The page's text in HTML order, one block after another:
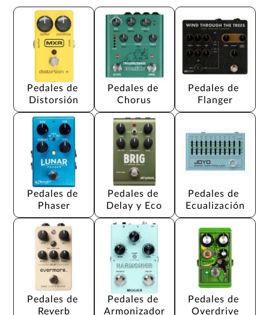
Pedales de
Distorsión
Pedales de
Chorus
Pedales de
Flanger
Pedales de
Phaser
Pedales de
Delay y Eco
Pedales de
Ecualización
Pedales de
Reverb
Pedales de
Armonizador
Pedales de
Overdrive